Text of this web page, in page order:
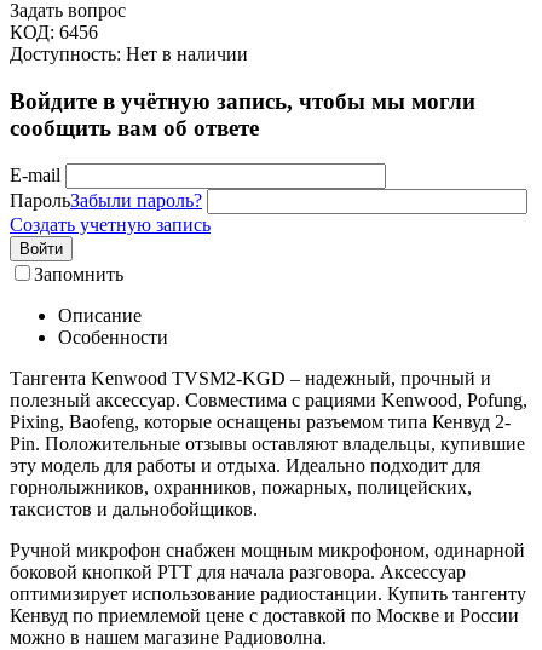
Задать вопрос
КОД: 6456
Доступность: Нет в наличии
Войдите в учётную запись, чтобы мы могли
сообщить вам об ответе
E-mail
ПарольЗабыли пароль?
Создать учетную запись
Войти
Запомнить
Описание
Особенности
Тангента Kenwood TVSM2-KGD – надежный, прочный и
полезный аксессуар. Совместима с рациями Kenwood, Pofung,
Pixing, Baofeng, которые оснащены разъемом типа Кенвуд 2-
Pin. Положительные отзывы оставляют владельцы, купившие
эту модель для работы и отдыха. Идеально подходит для
горнолыжников, охранников, пожарных, полицейских,
таксистов и дальнобойщиков.
Ручной микрофон снабжен мощным микрофоном, одинарной
боковой кнопкой РТТ для начала разговора. Аксессуар
оптимизирует использование радиостанции. Купить тангенту
Кенвуд по приемлемой цене с доставкой по Москве и России
можно в нашем магазине Радиоволна.